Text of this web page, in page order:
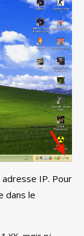
IP. Pour
dans le